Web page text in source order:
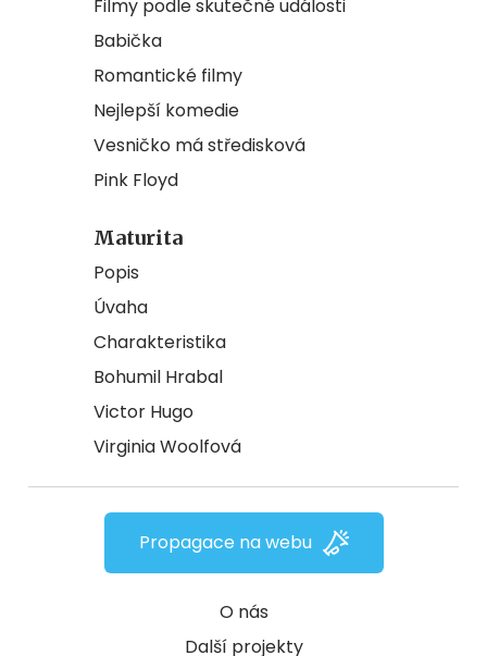
Filmy podle skutečné události
Babička
Romantické filmy
Nejlepší komedie
Vesničko má středisková
Pink Floyd
Maturita
Popis
Úvaha
Charakteristika
Bohumil Hrabal
Victor Hugo
Virginia Woolfová
O nás
Další projekty
Propagace na webu